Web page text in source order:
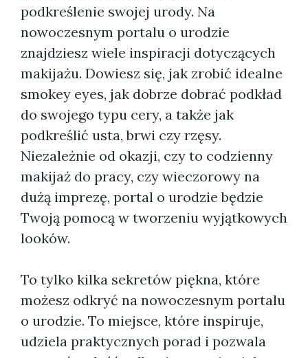
podkreślenie swojej urody. Na
nowoczesnym portalu o urodzie
znajdziesz wiele inspiracji dotyczących
makijażu. Dowiesz się, jak zrobić idealne
smokey eyes, jak dobrze dobrać podkład
do swojego typu cery, a także jak
podkreślić usta, brwi czy rzęsy.
Niezależnie od okazji, czy to codzienny
makijaż do pracy, czy wieczorowy na
dużą imprezę, portal o urodzie będzie
Twoją pomocą w tworzeniu wyjątkowych
looków.
To tylko kilka sekretów piękna, które
możesz odkryć na nowoczesnym portalu
o urodzie. To miejsce, które inspiruje,
udziela praktycznych porad i pozwala